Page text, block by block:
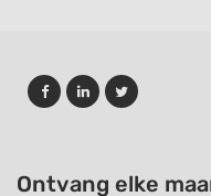
Ontvang elke